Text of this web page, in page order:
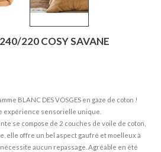
220 COSY SAVANE
BLANC DES VOSGES en gaze de coton !
expérience sensorielle unique.
se compose de 2 couches de voile de coton,
elle offre un bel aspect gaufré et moelleux à
nécessite aucun repassage. Agréable en été